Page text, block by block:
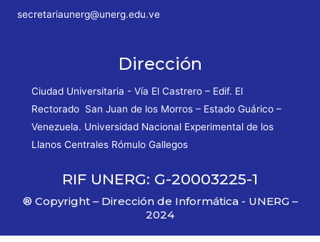
secretariaunerg@unerg.edu.ve
Dirección
Ciudad Universitaria - Vía El Castrero – Edif. El
Rectorado San Juan de los Morros – Estado Guárico –
Venezuela. Universidad Nacional Experimental de los
Llanos Centrales Rómulo Gallegos
RIF UNERG: G-20003225-1
® Copyright – Dirección de Informática - UNERG –
2024